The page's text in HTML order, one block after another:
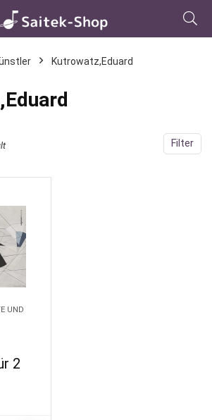
Kutrowatz,Eduard
Filter
UND
2